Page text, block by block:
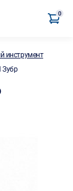
0
инструмент
Зубр